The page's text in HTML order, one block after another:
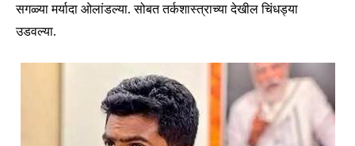
सगळ्या मर्यादा ओलांडल्या. सोबत तर्कशास्त्राच्या देखील चिंधड्या
उडवल्या.